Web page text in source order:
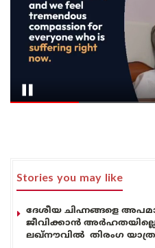
Stories you may like
ദേശീയ ചിഹ്നങ്ങളെ
ജീവിക്കാൻ
ലഖ്‌നൗവിൽ തിരംഗ